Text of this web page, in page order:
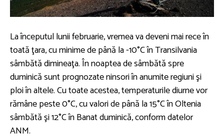
La începutul lunii februarie, vremea va deveni mai rece în
toată ţara, cu minime de până la -10°C în Transilvania
sâmbătă dimineaţa. În noaptea de sâmbătă spre
duminică sunt prognozate ninsori în anumite regiuni şi
ploi în altele. Cu toate acestea, temperaturile diurne vor
rămâne peste 0°C, cu valori de până la 15°C în Oltenia
sâmbătă şi 12°C în Banat duminică, conform datelor
ANM.